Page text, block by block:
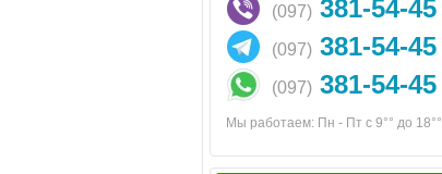
(097)381-54-45
(097)381-54-45
(097)381-54-45
Мы работаем: Пн - Пт с 9°° до 18°°